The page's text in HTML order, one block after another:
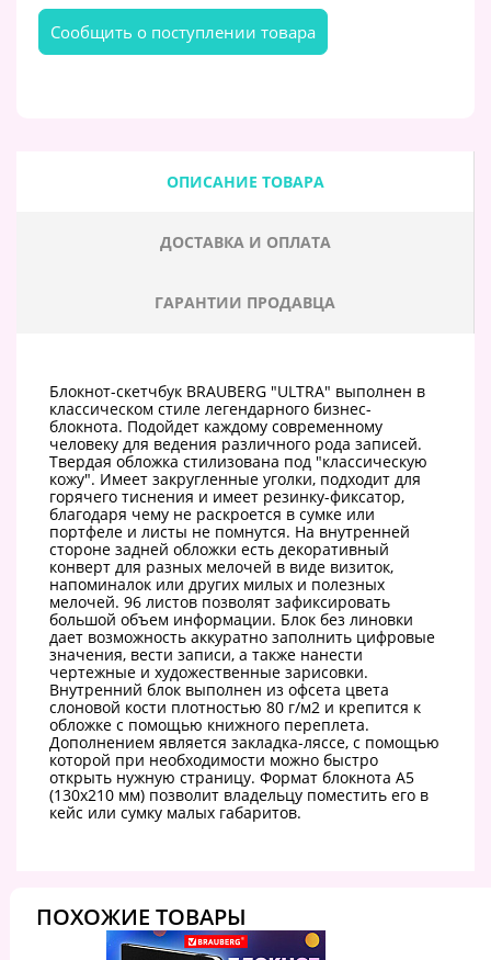
Cообщить о поступлении товара
ОПИСАНИЕ ТОВАРА
ДОСТАВКА И ОПЛАТА
ГАРАНТИИ ПРОДАВЦА
Блокнот-скетчбук BRAUBERG "ULTRA" выполнен в
классическом стиле легендарного бизнес-
блокнота. Подойдет каждому современному
человеку для ведения различного рода записей.
Твердая обложка стилизована под "классическую
кожу". Имеет закругленные уголки, подходит для
горячего тиснения и имеет резинку-фиксатор,
благодаря чему не раскроется в сумке или
портфеле и листы не помнутся. На внутренней
стороне задней обложки есть декоративный
конверт для разных мелочей в виде визиток,
напоминалок или других милых и полезных
мелочей. 96 листов позволят зафиксировать
большой объем информации. Блок без линовки
дает возможность аккуратно заполнить цифровые
значения, вести записи, а также нанести
чертежные и художественные зарисовки.
Внутренний блок выполнен из офсета цвета
слоновой кости плотностью 80 г/м2 и крепится к
обложке с помощью книжного переплета.
Дополнением является закладка-ляссе, с помощью
которой при необходимости можно быстро
открыть нужную страницу. Формат блокнота А5
(130х210 мм) позволит владельцу поместить его в
кейс или сумку малых габаритов.
ПОХОЖИЕ ТОВАРЫ